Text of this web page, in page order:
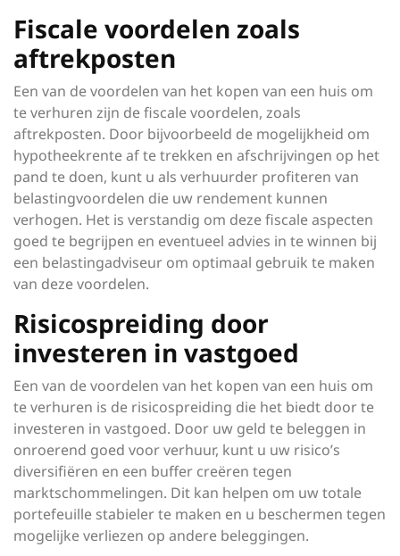
Fiscale voordelen zoals
aftrekposten
Een van de voordelen van het kopen van een huis om
te verhuren zijn de fiscale voordelen, zoals
aftrekposten. Door bijvoorbeeld de mogelijkheid om
hypotheekrente af te trekken en afschrijvingen op het
pand te doen, kunt u als verhuurder profiteren van
belastingvoordelen die uw rendement kunnen
verhogen. Het is verstandig om deze fiscale aspecten
goed te begrijpen en eventueel advies in te winnen bij
een belastingadviseur om optimaal gebruik te maken
van deze voordelen.
Risicospreiding door
investeren in vastgoed
Een van de voordelen van het kopen van een huis om
te verhuren is de risicospreiding die het biedt door te
investeren in vastgoed. Door uw geld te beleggen in
onroerend goed voor verhuur, kunt u uw risico’s
diversifiëren en een buffer creëren tegen
marktschommelingen. Dit kan helpen om uw totale
portefeuille stabieler te maken en u beschermen tegen
mogelijke verliezen op andere beleggingen.